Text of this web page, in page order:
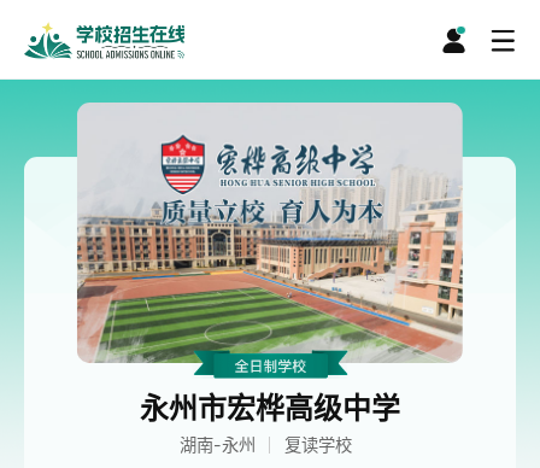
永州市宏桦高级中学
湖南-永州 复读学校